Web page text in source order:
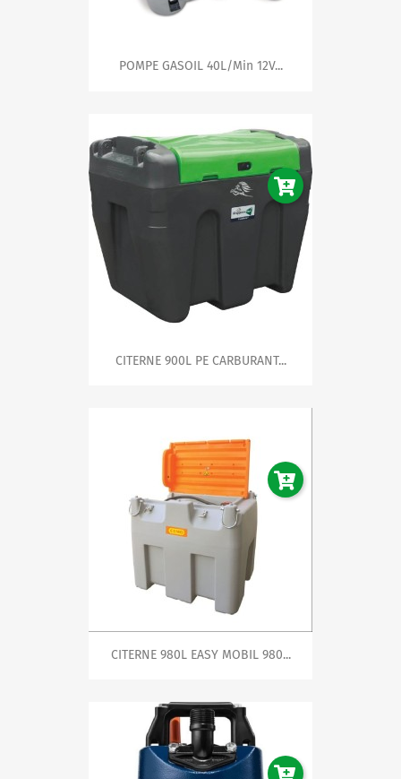
POMPE GASOIL 40L/min 12V...
CITERNE 900L PE CARBURANT...
CITERNE 980L EASY MOBIL 980...